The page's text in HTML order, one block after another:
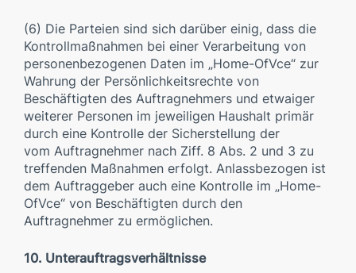
(6) Die Parteien sind sich darüber einig, dass die
Kontrollmaßnahmen bei einer Verarbeitung von
personenbezogenen Daten im „Home-OfVce“ zur
Wahrung der Persönlichkeitsrechte von
Beschäftigten des Auftragnehmers und etwaiger
weiterer Personen im jeweiligen Haushalt primär
durch eine Kontrolle der Sicherstellung der
vom Auftragnehmer nach Ziff. 8 Abs. 2 und 3 zu
treffenden Maßnahmen erfolgt. Anlassbezogen ist
dem Auftraggeber auch eine Kontrolle im „Home-
OfVce“ von Beschäftigten durch den
Auftragnehmer zu ermöglichen.
10. Unterauftragsverhältnisse